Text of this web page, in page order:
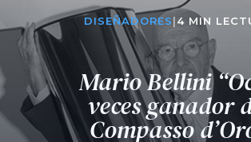
DISEÑADORES|4 MIN
Mario Bellini
veces ganador
Compasso